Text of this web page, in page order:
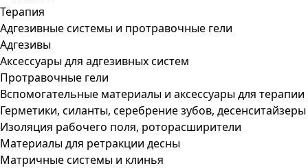
Терапия
Адгезивные системы и протравочные гели
Адгезивы
Аксессуары для адгезивных систем
Протравочные гели
Вспомогательные материалы и аксессуары для терапии
Герметики, силанты, серебрение зубов, десенситайзеры
Изоляция рабочего поля, роторасширители
Материалы для ретракции десны
Матричные системы и клинья